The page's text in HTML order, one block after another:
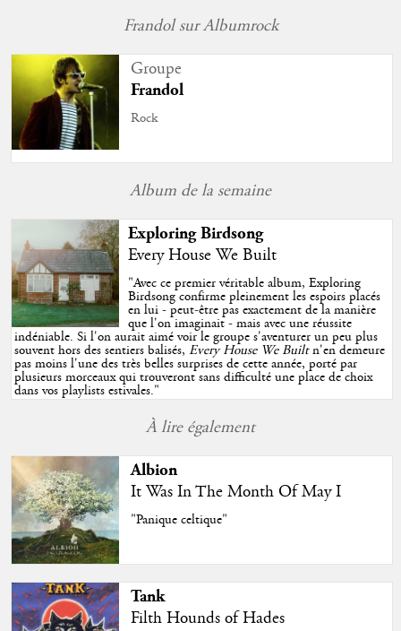
Frandol sur Albumrock
Groupe
Frandol
Rock
Album de la semaine
Exploring Birdsong
Every House We Built
"Avec ce premier véritable album, Exploring
Birdsong confirme pleinement les espoirs placés
en lui - peut-être pas exactement de la manière
que l'on imaginait - mais avec une réussite
indéniable. Si l'on aurait aimé voir le groupe s'aventurer un peu plus
souvent hors des sentiers balisés,Every House We Builtn'en demeure
pas moins l'une des très belles surprises de cette année, porté par
plusieurs morceaux qui trouveront sans difficulté une place de choix
dans vos playlists estivales."
À lire également
Albion
It Was In The Month Of May I
"Panique celtique"
Tank
Filth Hounds of Hades